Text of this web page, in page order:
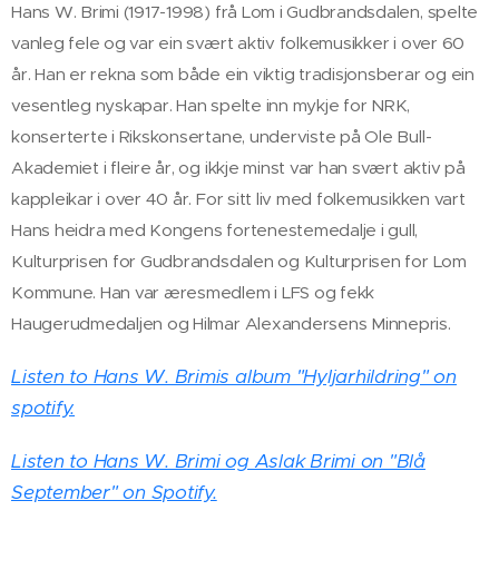
Hans W. Brimi (1917-1998) frå Lom i Gudbrandsdalen, spelte
vanleg fele og var ein svært aktiv folkemusikker i over 60
år. Han er rekna som både ein viktig tradisjonsberar og ein
vesentleg nyskapar. Han spelte inn mykje for NRK,
konserterte i Rikskonsertane, underviste på Ole Bull-
Akademiet i fleire år, og ikkje minst var han svært aktiv på
kappleikar i over 40 år. For sitt liv med folkemusikken vart
Hans heidra med Kongens fortenestemedalje i gull,
Kulturprisen for Gudbrandsdalen og Kulturprisen for Lom
Kommune. Han var æresmedlem i LFS og fekk
Haugerudmedaljen og Hilmar Alexandersens Minnepris.
Listen to Hans W. Brimis album "Hyljarhildring" on
spotify.
Listen to Hans W. Brimi og Aslak Brimi on "Blå
September" on Spotify.